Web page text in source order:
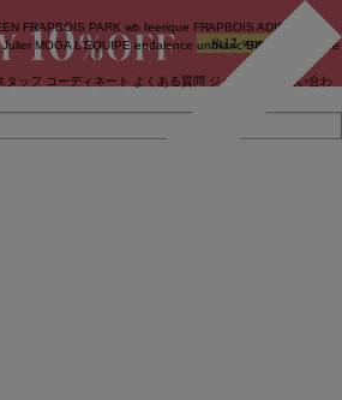
FRAPBOIS PARK wb feerique FRAPBOIS ADIEU
Julier MOGA L'EQUIPE endalence unbilanc BIGI online store
タッフ コーディネート よくある質問 ジャーナル
お問い合わ